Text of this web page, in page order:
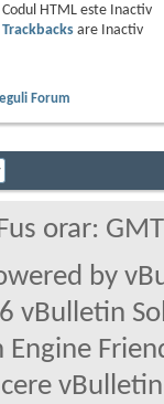
Codul HTML este
Inactiv
Trackbacksare
Inactiv
Forum
orar:
by
vBulletin
Engine